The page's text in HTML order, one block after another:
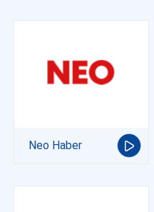
Neo Haber